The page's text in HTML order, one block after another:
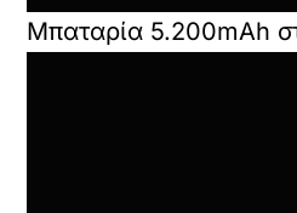
Μπαταρία 5.200mAh